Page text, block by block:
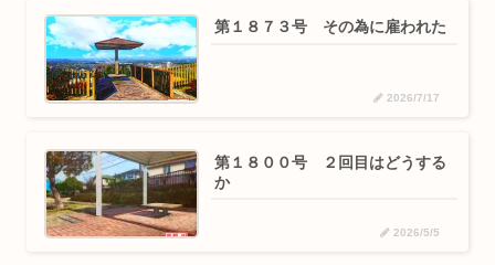
第１８７３号 その為に雇われた
2026/7/17
第１８００号 ２回目はどうする
か
2026/5/5